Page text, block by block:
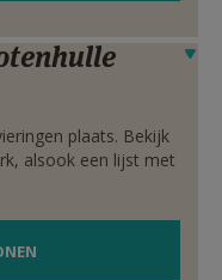
plaats. Bekijk
alsook een lijst met